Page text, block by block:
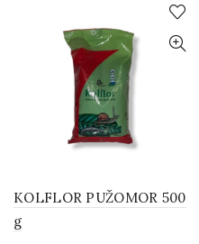
KOLFLOR PUŽOMOR 500
g